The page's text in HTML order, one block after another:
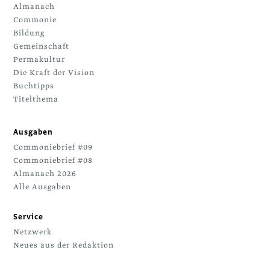
Almanach
Commonie
Bildung
Gemeinschaft
Permakultur
Die Kraft der Vision
Buchtipps
Titelthema
Ausgaben
Commoniebrief #09
Commoniebrief #08
Almanach 2026
Alle Ausgaben
Service
Netzwerk
Neues aus der Redaktion